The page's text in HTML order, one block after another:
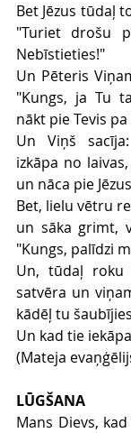
Bet Jēzus tūdaļ
"Turiet drošu
Nebīstieties!"
Un Pēteris
"Kungs, ja Tu
nākt pie Tevis
Un Viņš
izkāpa no
un nāca pie
Bet, lielu vētru
un sāka grimt,
"Kungs, palīdzi
Un, tūdaļ roku
satvēra un
kādēļ tu
Un kad tie
(Mateja
LŪGŠANA
Mans Dievs,